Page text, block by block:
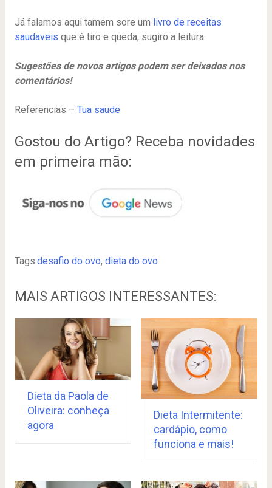
Já falamos aqui tamem sore um livro de receitas
saudaveis que é tiro e queda, sugiro a leitura.
Sugestões de novos artigos podem ser deixados nos
comentários!
Referencias – Tua saude
Gostou do Artigo? Receba novidades
em primeira mão:
Tags:desafio do ovo, dieta do ovo
MAIS ARTIGOS INTERESSANTES:
Dieta da Paola de
Oliveira: conheça
agora
Dieta Intermitente:
cardápio, como
funciona e mais!